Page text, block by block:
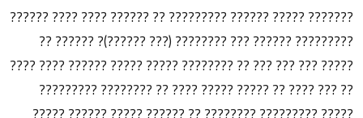
??????? ????? ?????? ????????? ?? ?????? ???? ???? ??????
????????? ?????? ??? ???????? (??? ??????)? ?????? ??
????? ??? ??? ??? ?? ???????? ????? ????? ?????? ???? ????
?? ??? ???? ?? ????? ????? ???? ?? ???????? ?????????